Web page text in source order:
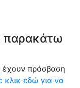
παρακάτω
έχουν πρόσβαση
κλικ εδώ για να